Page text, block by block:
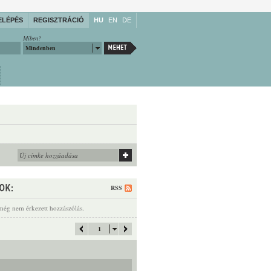
REGISZTRÁCIÓ HU EN DE
Miben?
Mindenben
RSS
nem érkezett hozzászólás.
1